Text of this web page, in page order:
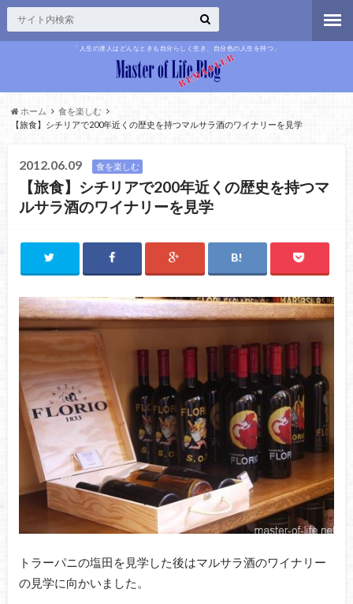
「人生の達人はどんなときも自分らしく生き、自分色の人生を持つ」
ホーム
食を楽しむ
【旅食】シチリアで200年近くの歴史を持つマルサラ酒のワイナリーを見学
2012.06.09 食を楽しむ
【旅食】シチリアで200年近くの歴史を持つマ
ルサラ酒のワイナリーを見学
トラーパニの塩田を見学した後はマルサラ酒のワイナリー
の見学に向かいました。